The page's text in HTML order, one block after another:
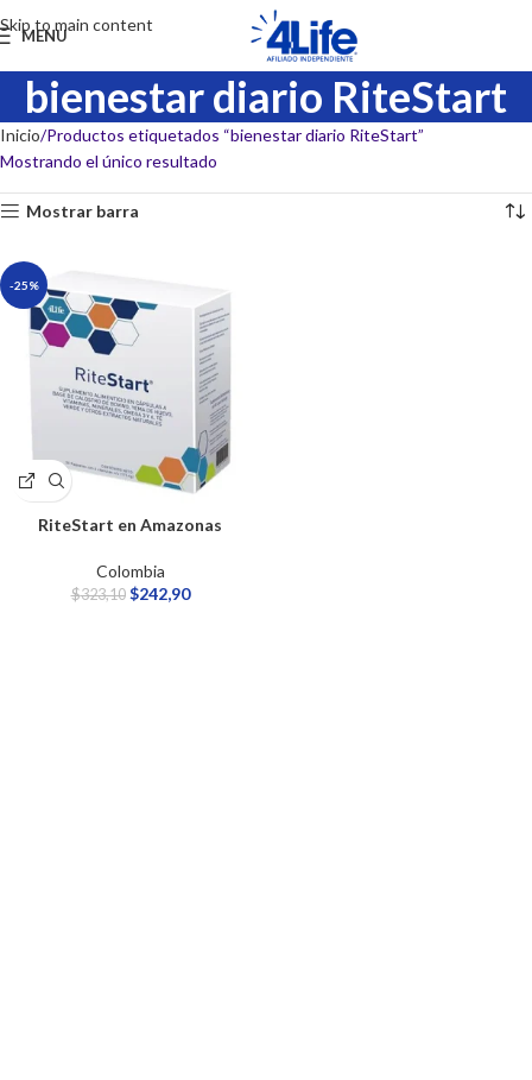
Skip to main content
MENU
bienestar diario RiteStart
Inicio Productos etiquetados “bienestar diario RiteStart”
Mostrando el único resultado
Mostrar barra
-25%
RiteStart en Amazonas
Colombia
$323,10 $242,90